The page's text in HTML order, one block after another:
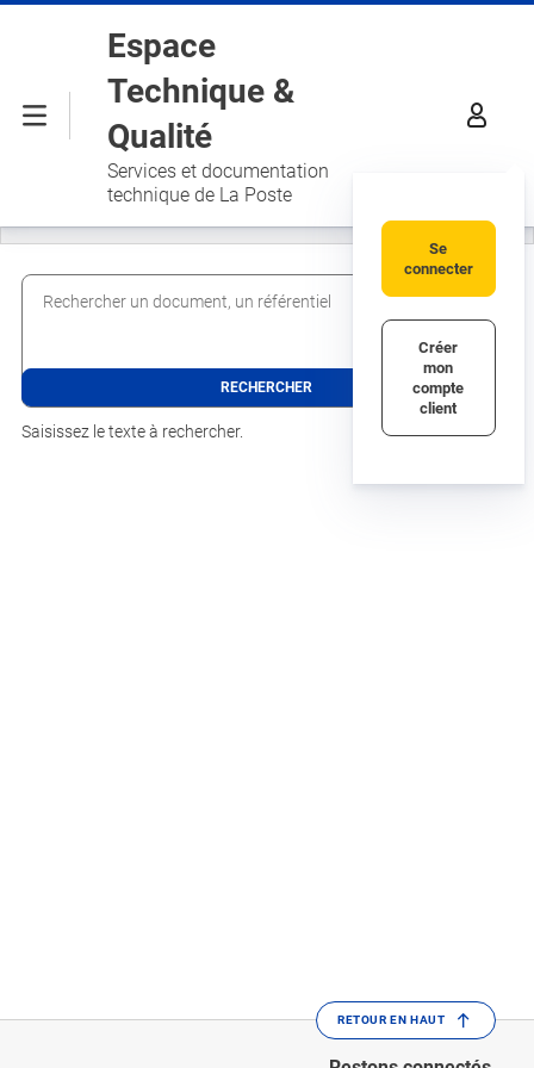
Aller au contenu principal
Menu
Espace
Technique &
Qualité
Services et documentation
technique de La Poste
Se
connecter
Créer
mon
compte
client
Rechercher un document, un référentiel
Saisissez le texte à rechercher.
RETOUR EN HAUT